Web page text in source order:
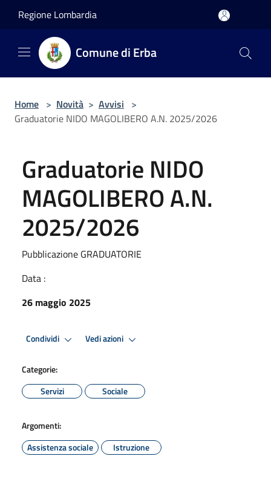
Regione Lombardia
Comune di Erba
Home > Novità > Avvisi >
Graduatorie NIDO MAGOLIBERO A.N. 2025/2026
Graduatorie NIDO
MAGOLIBERO A.N.
2025/2026
Pubblicazione GRADUATORIE
Data :
26 maggio 2025
Condividi Vedi azioni
Categorie:
Servizi
Sociale
Argomenti:
Assistenza sociale
Istruzione